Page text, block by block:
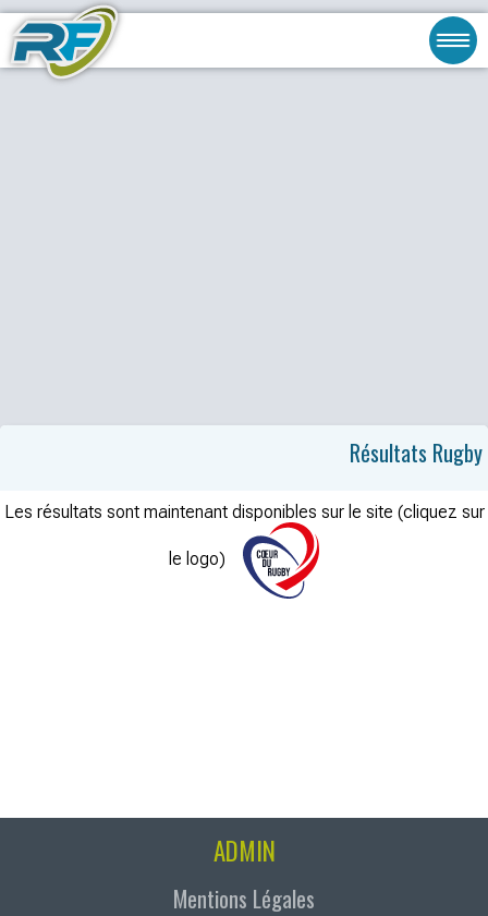
Résultats Rugby
Les résultats sont maintenant disponibles sur le site (cliquez sur
le logo)
ADMIN
Mentions Légales